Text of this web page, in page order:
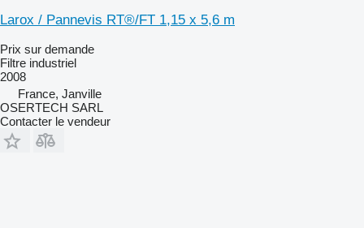
Larox / Pannevis RT®/FT 1,15 x 5,6 m
Prix sur demande
Filtre industriel
2008
France, Janville
OSERTECH SARL
Contacter le vendeur